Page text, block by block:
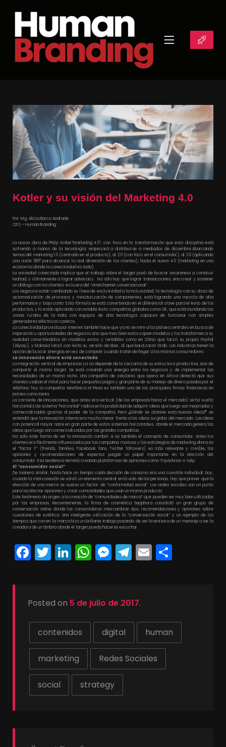
Kotler y su visión del Marketing 4.0
Por: Mg. Alicia Barco Andrade
CEO – Human Branding
La nueva obra de Philip Kotler“Marketing 4.0”, con foco en la transformación que esta disciplina está
sufriendo a manos de la tecnología, empezará a distribuirse a mediados de diciembre.Abarcando
temas del marketing 1.0 (centrado en el producto), al 2.0 (con foco en el consumidor), al 3.0 (aplicando
una visión 360° para alcanzar la real dimensión de los clientes), hasta el nuevo 4.0 (marketing en una
economía donde la conectividad es todo).
La sociedad conectada implica que el trabajo sobre el target pasó de buscar awareness a construir
lealtad, y últimamente a lograr advocacy. No sólo hay que lograr transacciones, sino crear y sostener
un diálogo con los clientes: es la era del “omnichannel conversacional”.
Los negocios están cambiando su línea de exclusividad a la inclusividad, la tecnología con su dosis de
automatización de procesos y miniaturización de componentes, está logrando una mezcla de alta
performance y bajo costo. Esta fórmula se está convirtiendo en el diferencial clave para el éxito de los
productos, y lo están aplicando con notable éxito compañías globales como GE, que está inundando las
zonas rurales de la India con equipos de alta tecnología capaces de funcionar con simples
generadores eléctricos caseros.
La conectividad provista por Internet también hace que ya no se mire a los países centrales en busca de
inspiración u oportunidades de negocios sino que mas bien estos copien modelos y los transformen a su
realidad convirtiéndolos en modelos exitos y rentables como en China que lanzó su propio PayPal
(Alipay), y Malasia lanzó con éxito su versión de Uber, al que bautizaron Grab. Las industrias tienen la
opción de buscar sinergias en vez de competir cuando tratan de llegar a los mismos consumidores.
La innovación ahora está conectada
La integración vertical de empresas ya no depende de la cercanía de su estructura productiva, sino de
compartir el mismo target. Se está creando una sinergia entre los negocios y de implementar las
necesidades de un mismo nicho. Una compañía de celulares que opera en África detectó que sus
clientes usaban el móvil para hacer pequeños pagos y gran parte de su manejo de dinero pasaba por el
teléfono: hoy la compañía telefónica M-Pesa es también una de las principales firmas financieras en
países como Kenia.
La corriente de innovaciones, que antes era vertical (de las empresas hacia el mercado) se ha vuelto
horizontal.Este sistema “horizontal” radica en la posibilidad de adquirir ideas que luego son mejoradas y
comercializadas gracias al poder de la compañía. Pero¿Dónde se obtiene esta nuevas ideas? se
entendió que la innovación interna era mucho menor frente a las ideas surgidas del mercado. Las ideas
con potencial mayor nace en gran parte de estos sistemas horizontales, donde el mercado genera las
ideas que luego son comercializadas por las grandes compañías.
No solo este forma de ver la innovación cambió si no también el concepto de consumidor. Antes los
clientes era fácilmente influenciados por las campañas masivas y las estrategias de marketing ahora es
el “factor F” (friends, families, Facebook fans, Twitter followers) es más relevante y creíble, las
opiniones y recomendaciones de expertos juegan un papel importante en la elección del
consumidor. Esa tendencia terminó creando plataformas de opiniones como TripAdvisor o Yelp.
El “consumidor social”
De manera similar, hasta hace un tiempo cada decisión de consumo era una cuestión individual: hoy,
cuando la interconexión se volvió un elemento central en la vida de las personas, hay que prever que la
elección de una marca se vuelva un factor de “conformidad social”. Las redes sociales son un punto
para recolectar opiniones y crear comunidades que usan un mismo producto.
Este fenómeno da origen a la creación de “comunidades de marca” que pueden ser muy bien utilizadas
por las empresas. Recientemente, la firma de cosmética Sepphora consolidó un gran grupo de
conversación online donde las consumidoras intercambian tips, recomendaciones y opiniones sobre
cuestiones de estética. Una inteligente utilización de la “conversación social” y un ejemplo de los
tiempos que corren: la marca hizo un brillante trabajo pasando de ser la emisora de un mensaje a ser la
creadora de un ámbito donde el target pueda hacerse escuchar.
Facebook
Twitter
LinkedIn
WhatsApp
Messenger
Telegram
Email
Posted on 5 de julio de 2017.
contenidos digital human
marketing Redes Sociales
social strategy